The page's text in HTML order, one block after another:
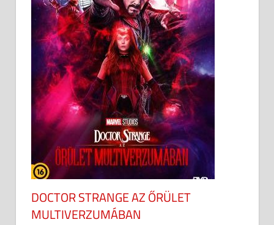
DOCTOR STRANGE AZ ŐRÜLET
MULTIVERZUMÁBAN